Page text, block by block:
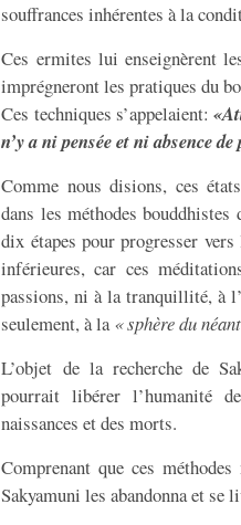
souffrances inhérentes à la
Ces ermites lui enseignèrent
imprégneront les pratiques du
Ces techniques s’appelaient:
n’y a ni pensée et ni absence de
Comme nous disions, ces
dans les méthodes
dix étapes pour progresser
inférieures, car ces
passions, ni à la tranquillité, à
seulement, à la« sphère du
L’objet de la recherche de
pourrait libérer l’humanité
naissances et des morts.
Comprenant que ces
Sakyamuni les abandonna et se